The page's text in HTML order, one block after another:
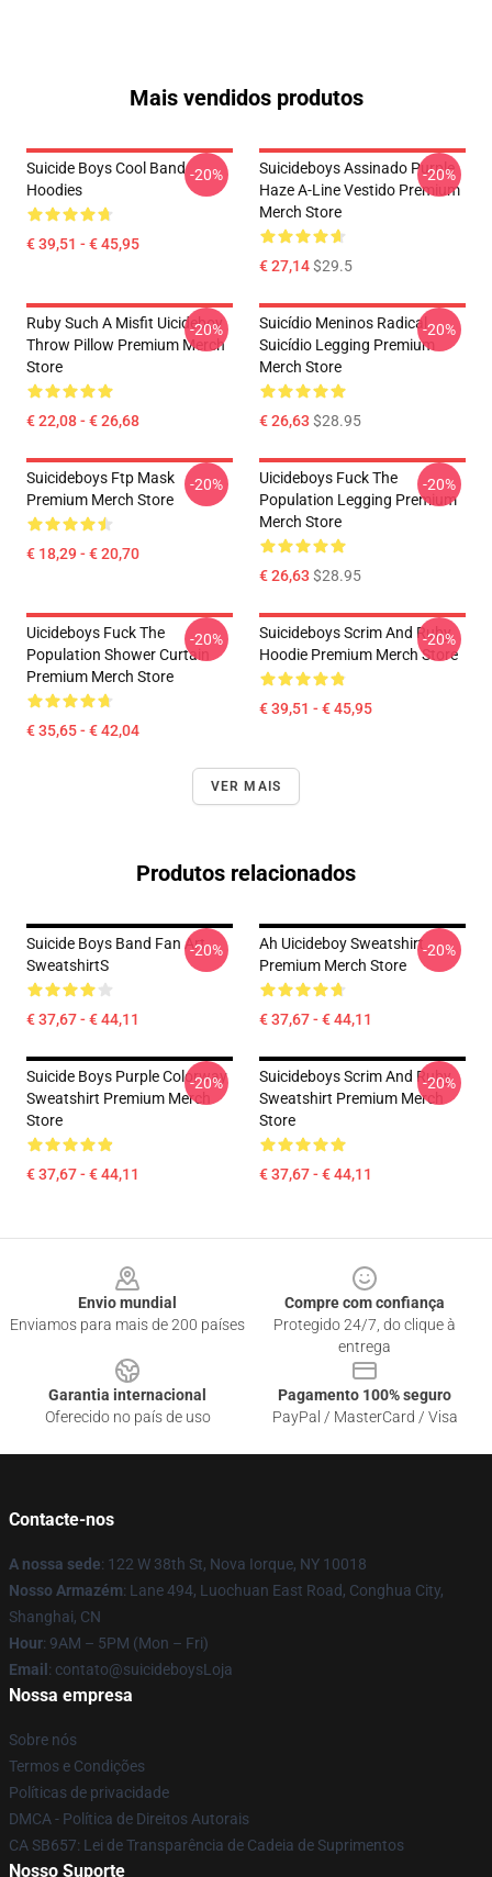
Mais vendidos produtos
Suicide Boys Cool Band
Hoodies
€ 39,51 - € 45,95
-20%
Suicideboys Assinado Purple
Haze A-Line Vestido Premium
Merch Store
€ 27,14$29.5
-20%
Ruby Such A Misfit Uicideboy
Throw Pillow Premium Merch
Store
€ 22,08 - € 26,68
-20%
Suicídio Meninos Radical
Suicídio Legging Premium
Merch Store
€ 26,63 $28.95
-20%
Suicideboys Ftp Mask
Premium Merch Store
€ 18,29 - € 20,70
-20%
Uicideboys Fuck The
Population Legging Premium
Merch Store
€ 26,63 $28.95
-20%
Uicideboys Fuck The
Population Shower Curtain
Premium Merch Store
€ 35,65 - € 42,04
-20%
Suicideboys Scrim And Ruby
Hoodie Premium Merch Store
€ 39,51 - € 45,95
-20%
VER MAIS
Produtos relacionados
Suicide Boys Band Fan Art
SweatshirtS
€ 37,67 - € 44,11
-20%
Ah Uicideboy Sweatshirt
Premium Merch Store
€ 37,67 - € 44,11
-20%
Suicide Boys Purple Colorway
Sweatshirt Premium Merch
Store
€ 37,67 - € 44,11
-20%
Suicideboys Scrim And Ruby
Sweatshirt Premium Merch
Store
€ 37,67 - € 44,11
-20%
Envio mundial
Enviamos para mais de 200 países
Compre com confiança
Protegido 24/7, do clique à
entrega
Garantia internacional
Oferecido no país de uso
Pagamento 100% seguro
PayPal / MasterCard / Visa
Contacte-nos
A nossa sede: 122 W 38th St, Nova Iorque, NY 10018
Nosso Armazém: Lane 494, Luochuan East Road, Conghua City,
Shanghai, CN
Hour: 9AM – 5PM (Mon – Fri)
Email : contato@suicideboysLoja
Nossa empresa
Sobre nós
Termos e Condições
Políticas de privacidade
DMCA - Política de Direitos Autorais
CA SB657: Lei de Transparência de Cadeia de Suprimentos
Nosso Suporte